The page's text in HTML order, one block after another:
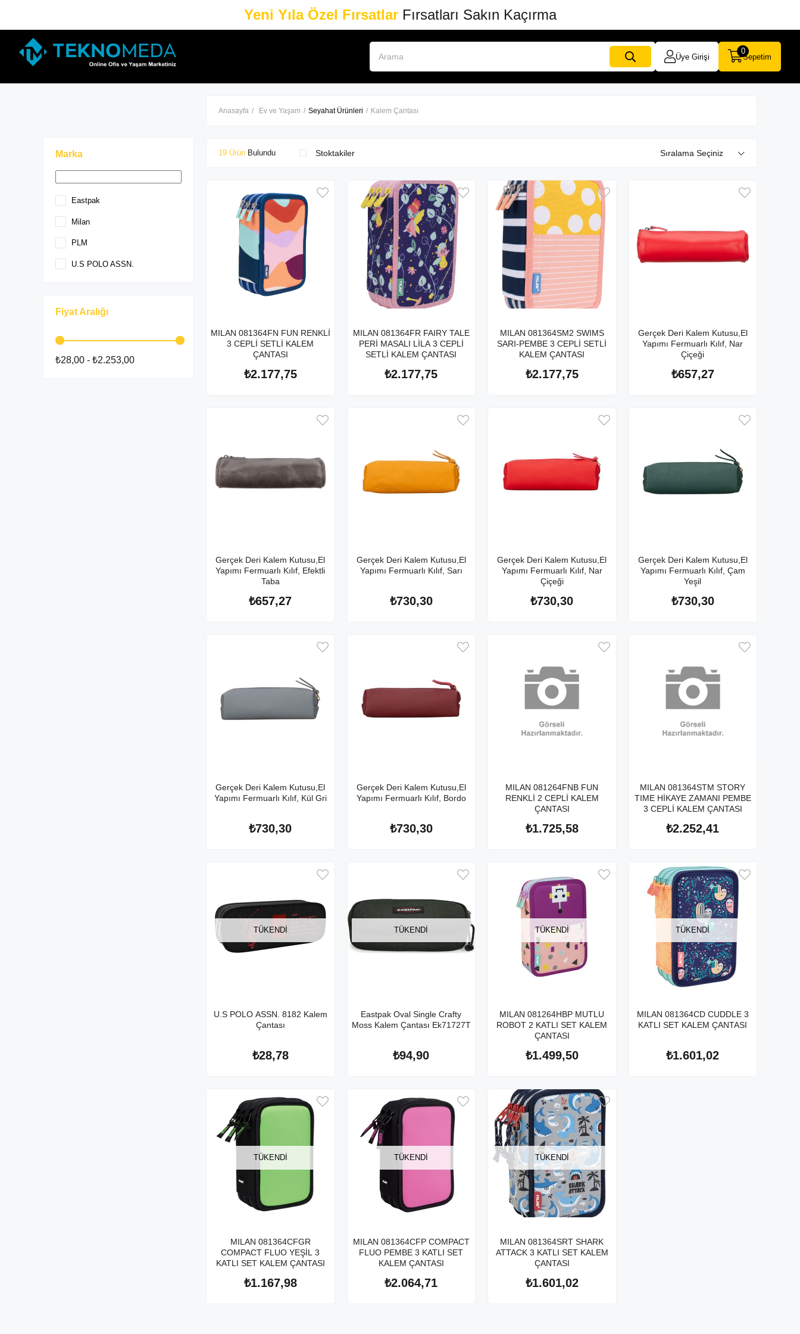
Yeni Yıla Özel FırsatlarFırsatları Sakın Kaçırma
Üye Girişi Sepetim
0
Marka
Eastpak
Milan
PLM
U.S POLO ASSN.
Fiyat Aralığı
₺28,00 - ₺2.253,00
Anasayfa Ev ve Yaşam Seyahat Ürünleri Kalem Çantası
Stoktakiler
19 Ürün
MILAN 081364FN FUN RENKLİ
3 CEPLİ SETLİ KALEM
ÇANTASI
₺2.177,75
MILAN 081364FR FAIRY TALE
PERİ MASALI LİLA 3 CEPLİ
SETLİ KALEM ÇANTASI
₺2.177,75
MILAN 081364SM2 SWIMS
SARI-PEMBE 3 CEPLİ SETLİ
KALEM ÇANTASI
₺2.177,75
Gerçek Deri Kalem Kutusu,El
Yapımı Fermuarlı Kılıf, Nar
Çiçeği
₺657,27
Gerçek Deri Kalem Kutusu,El
Yapımı Fermuarlı Kılıf, Efektli
Taba
₺657,27
Gerçek Deri Kalem Kutusu,El
Yapımı Fermuarlı Kılıf, Sarı
₺730,30
Gerçek Deri Kalem Kutusu,El
Yapımı Fermuarlı Kılıf, Nar
Çiçeği
₺730,30
Gerçek Deri Kalem Kutusu,El
Yapımı Fermuarlı Kılıf, Çam
Yeşil
₺730,30
Gerçek Deri Kalem Kutusu,El
Yapımı Fermuarlı Kılıf, Kül Gri
₺730,30
Gerçek Deri Kalem Kutusu,El
Yapımı Fermuarlı Kılıf, Bordo
₺730,30
MILAN 081264FNB FUN
RENKLİ 2 CEPLİ KALEM
ÇANTASI
₺1.725,58
MILAN 081364STM STORY
TIME HİKAYE ZAMANI PEMBE
3 CEPLİ KALEM ÇANTASI
₺2.252,41
TÜKENDI
U.S POLO ASSN. 8182 Kalem
Çantası
₺28,78
TÜKENDI
Eastpak Oval Single Crafty
Moss Kalem Çantası Ek71727T
₺94,90
TÜKENDI
MILAN 081264HBP MUTLU
ROBOT 2 KATLI SET KALEM
ÇANTASI
₺1.499,50
TÜKENDI
MILAN 081364CD CUDDLE 3
KATLI SET KALEM ÇANTASI
₺1.601,02
TÜKENDI
MILAN 081364CFGR
COMPACT FLUO YEŞİL 3
KATLI SET KALEM ÇANTASI
₺1.167,98
TÜKENDI
MILAN 081364CFP COMPACT
FLUO PEMBE 3 KATLI SET
KALEM ÇANTASI
₺2.064,71
TÜKENDI
MILAN 081364SRT SHARK
ATTACK 3 KATLI SET KALEM
ÇANTASI
₺1.601,02